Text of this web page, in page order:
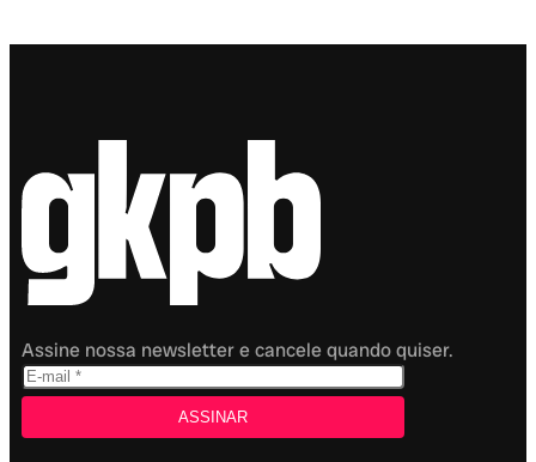
Assine nossa newsletter e cancele quando quiser.